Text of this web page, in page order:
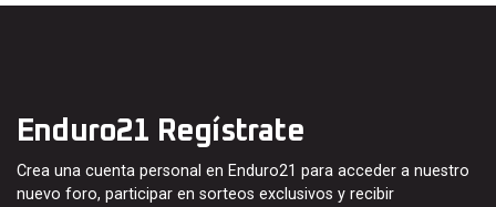
Enduro21 Regístrate
Crea una cuenta personal en Enduro21 para acceder a nuestro
nuevo foro, participar en sorteos exclusivos y recibir